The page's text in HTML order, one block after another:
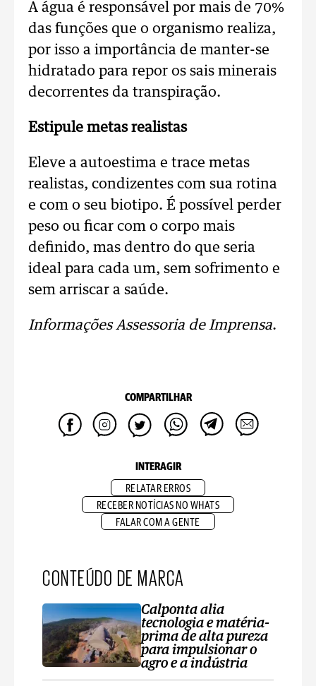
A água é responsável por mais de 70%
das funções que o organismo realiza,
por isso a importância de manter-se
hidratado para repor os sais minerais
decorrentes da transpiração.
Estipule metas realistas
Eleve a autoestima e trace metas
realistas, condizentes com sua rotina
e com o seu biotipo. É possível perder
peso ou ficar com o corpo mais
definido, mas dentro do que seria
ideal para cada um, sem sofrimento e
sem arriscar a saúde.
Informações Assessoria de Imprensa.
COMPARTILHAR
INTERAGIR
RELATAR ERROS
RECEBER NOTÍCIAS NO WHATS
FALAR COM A GENTE
CONTEÚDO DE MARCA
Calponta alia
tecnologia e matéria-
prima de alta pureza
para impulsionar o
agro e a indústria